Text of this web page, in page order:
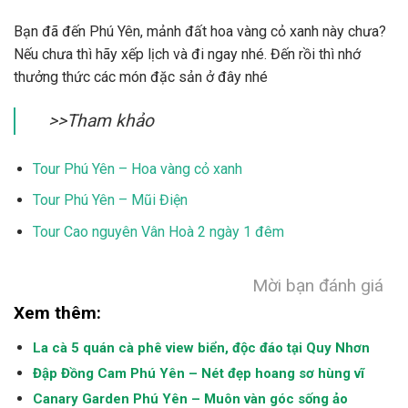
Bạn đã đến Phú Yên, mảnh đất hoa vàng cỏ xanh này chưa?
Nếu chưa thì hãy xếp lịch và đi ngay nhé. Đến rồi thì nhớ
thưởng thức các món đặc sản ở đây nhé
>>Tham khảo
Tour Phú Yên – Hoa vàng cỏ xanh
Tour Phú Yên – Mũi Điện
Tour Cao nguyên Vân Hoà 2 ngày 1 đêm
Mời bạn đánh giá
Xem thêm:
La cà 5 quán cà phê view biển, độc đáo tại Quy Nhơn
Đập Đồng Cam Phú Yên – Nét đẹp hoang sơ hùng vĩ
Canary Garden Phú Yên – Muôn vàn góc sống ảo